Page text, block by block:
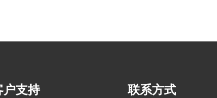
户支持 联系方式